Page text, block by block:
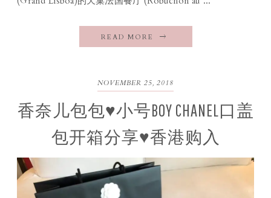
READ MORE
NOVEMBER 25, 2018
香奈儿包包♥小号BOY CHANEL口盖
包开箱分享♥香港购入